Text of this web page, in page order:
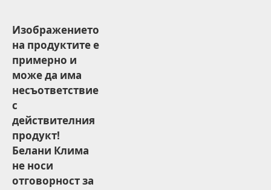
Изображението
на продуктите е
примерно и
може да има
несъответствие
с
действителния
продукт!
Белани Клима
не носи
отговорност за